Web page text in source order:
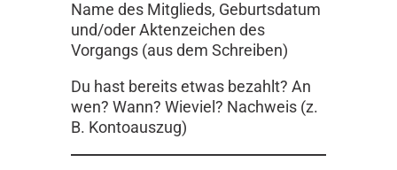
Name des Mitglieds, Geburtsdatum
und/oder Aktenzeichen des
Vorgangs (aus dem Schreiben)
Du hast bereits etwas bezahlt? An
wen? Wann? Wieviel? Nachweis (z.
B. Kontoauszug)